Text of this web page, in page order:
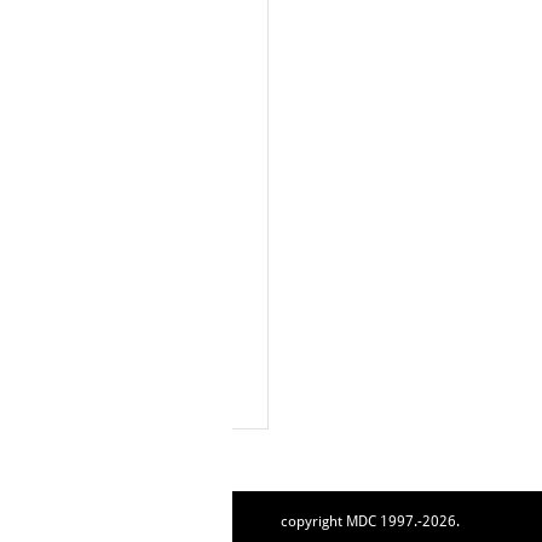
copyright MDC 1997.-2026.